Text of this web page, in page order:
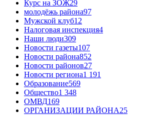
Курс на ЗОЖ29
молодёжь района97
Мужской клуб12
Налоговая инспекция4
Наши люди309
Новости газеты107
Новости района852
Новости районов27
Новости региона1 191
Образование569
Общество1 348
ОМВД169
ОРГАНИЗАЦИИ РАЙОНА25